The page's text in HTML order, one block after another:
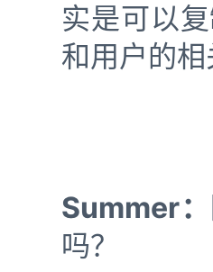
实是可以
和用户的
Summer：
吗？